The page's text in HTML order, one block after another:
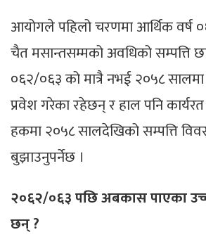
आयोगले पहिलो चरणमा आर्थिक वर्ष
चैत मसान्तसम्मको अवधिको सम्पत्ति
०६२/०६३ को मात्रै नभई २०५८
प्रवेश गरेका रहेछन् र हाल पनि
हकमा २०५८ सालदेखिको सम्पत्ति
बुझाउनुपर्नेछ ।
२०६२/०६३ पछि अबकास पाएका
छन् ?